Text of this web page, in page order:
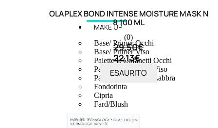
MAKE UP
Base/ Primer Occhi
Base/ Primer Viso
Palette E Cofanetti Occhi
Palette E Cofanetti Viso
Palette E Cofanetti Labbra
Fondotinta
Cipria
Fard/Blush
Illuminante Viso
OLAPLEX BOND INTENSE MOISTURE MASK N
8 100 ML
(0)
29,50€
22,13€
ESAURITO